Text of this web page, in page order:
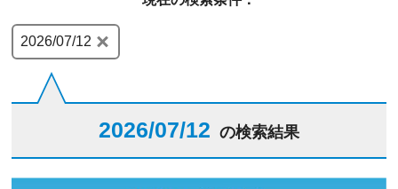
2026/07/12
2026/07/12 の検索結果